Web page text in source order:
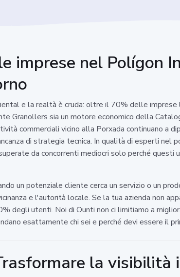
imprese nel Polígon
e la realtà è cruda: oltre il 70% delle imprese
Granollers sia un motore economico della
commerciali vicino alla Porxada continuano a
di strategia tecnica. In qualità di esperti nel
da concorrenti mediocri solo perché
un potenziale cliente cerca un servizio o un
e l'autorità locale. Se la tua azienda non
degli utenti. Noi di Ounti non ci limitiamo a
esattamente chi sei e perché devi essere il
la